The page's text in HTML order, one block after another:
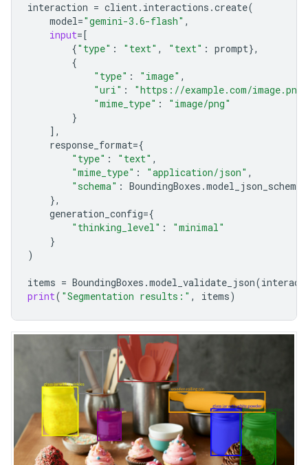
interaction = client. interactions .create(
model="gemini-3.6-flash" ,
input=[
{"type" : "text" , "text" : prompt},
{
"type" : "image" ,
"uri" :
"https://example.com/image.png"
"mime_type" :
"image/png"
}
],
response_format={
"type" : "text" ,
"mime_type" : "application/json" ,
"schema" : BoundingBoxes .model_json_schema
},
generation_config={
"thinking_level" :
"minimal"
}
)
items = BoundingBoxes .model_validate_json(
print( "Segmentation results:" , items)